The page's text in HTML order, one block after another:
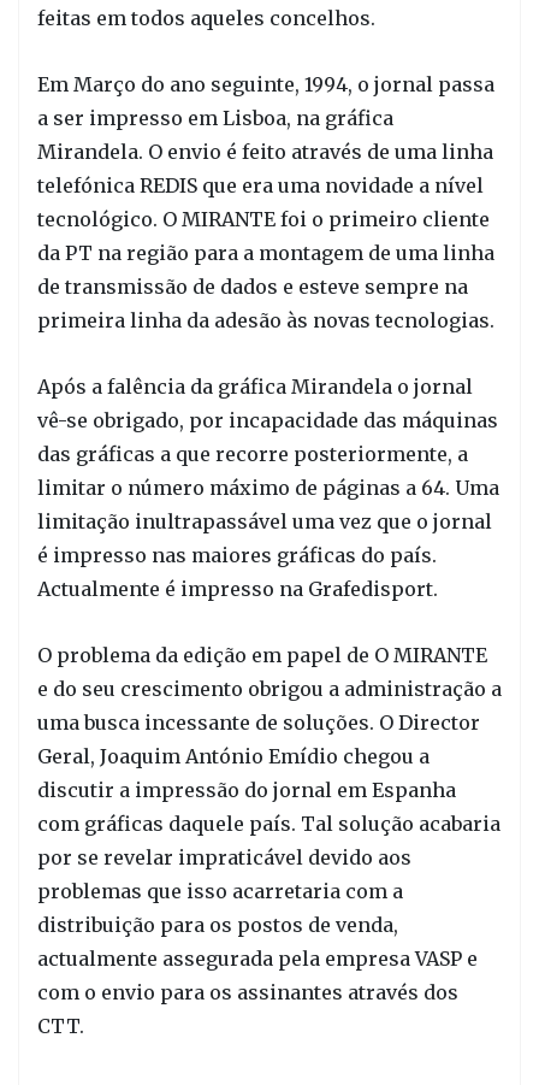
feitas em todos aqueles concelhos.
Em Março do ano seguinte, 1994, o jornal passa
a ser impresso em Lisboa, na gráfica
Mirandela. O envio é feito através de uma linha
telefónica REDIS que era uma novidade a nível
tecnológico. O MIRANTE foi o primeiro cliente
da PT na região para a montagem de uma linha
de transmissão de dados e esteve sempre na
primeira linha da adesão às novas tecnologias.
Após a falência da gráfica Mirandela o jornal
vê-se obrigado, por incapacidade das máquinas
das gráficas a que recorre posteriormente, a
limitar o número máximo de páginas a 64. Uma
limitação inultrapassável uma vez que o jornal
é impresso nas maiores gráficas do país.
Actualmente é impresso na Grafedisport.
O problema da edição em papel de O MIRANTE
e do seu crescimento obrigou a administração a
uma busca incessante de soluções. O Director
Geral, Joaquim António Emídio chegou a
discutir a impressão do jornal em Espanha
com gráficas daquele país. Tal solução acabaria
por se revelar impraticável devido aos
problemas que isso acarretaria com a
distribuição para os postos de venda,
actualmente assegurada pela empresa VASP e
com o envio para os assinantes através dos
CTT.